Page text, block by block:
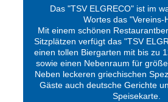
Das "TSV ELGRECO" ist im
Wortes das "Vereins-
Mit einem schönen
Sitzplätzen verfügt das "TSV
einen tollen Biergarten mit bis
sowie einen Nebenraum für
Neben leckeren griechischen
Gäste auch deutsche Gerichte
Speisekarte.